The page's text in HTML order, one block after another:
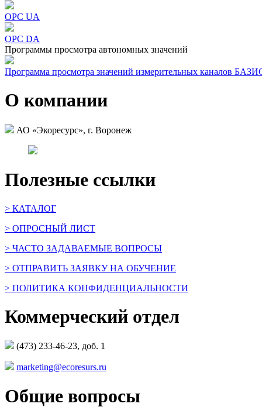
OPC UA
OPC DA
Программы просмотра автономных значений
Программа просмотра значений измерительных каналов
О компании
АО «Экоресурс», г. Воронеж
Полезные ссылки
> КАТАЛОГ
> ОПРОСНЫЙ ЛИСТ
> ЧАСТО ЗАДАВАЕМЫЕ ВОПРОСЫ
> ОТПРАВИТЬ ЗАЯВКУ НА ОБУЧЕНИЕ
> ПОЛИТИКА КОНФИДЕНЦИАЛЬНОСТИ
Коммерческий отдел
(473) 233-46-23, доб. 1
marketing@ecoresurs.ru
Общие вопросы